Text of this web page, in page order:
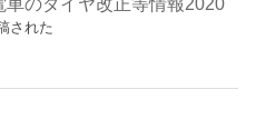
された